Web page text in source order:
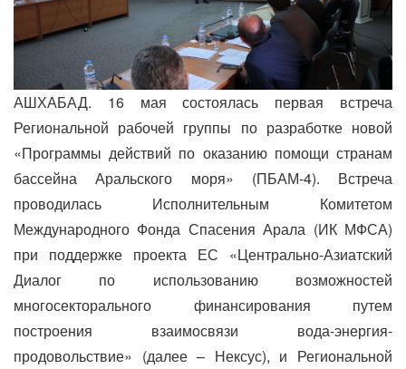
АШХАБАД. 16 мая состоялась первая встреча
Региональной рабочей группы по разработке новой
«Программы действий по оказанию помощи странам
бассейна Аральского моря» (ПБАМ-4). Встреча
проводилась Исполнительным Комитетом
Международного Фонда Спасения Арала (ИК МФСА)
при поддержке проекта ЕС «Центрально-Азиатский
Диалог по использованию возможностей
многосекторального финансирования путем
построения взаимосвязи вода-энергия-
продовольствие» (далее – Нексус), и Региональной